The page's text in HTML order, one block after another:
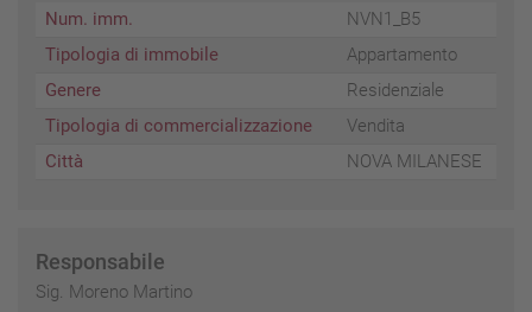
Num. imm.
NVN1_B5
Tipologia di immobile
Appartamento
Genere
Residenziale
Tipologia di commercializzazione
Vendita
Città
NOVA MILANESE
Responsabile
Sig. Moreno Martino